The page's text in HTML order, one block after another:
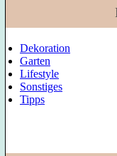
Dekoration
Garten
Lifestyle
Sonstiges
Tipps